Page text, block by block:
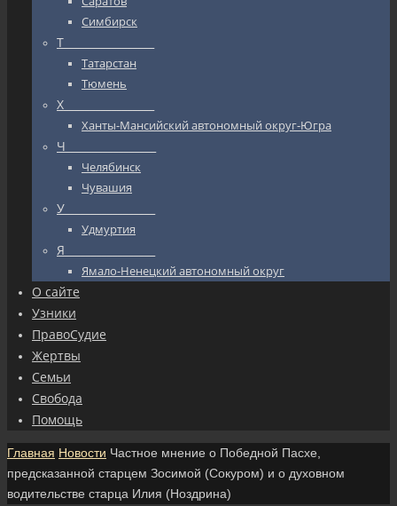
Симбирск
Т_________________
Татарстан
Тюмень
Х_________________
Ханты-Мансийский автономный округ-Югра
Ч_________________
Челябинск
Чувашия
У_________________
Удмуртия
Я_________________
Ямало-Ненецкий автономный округ
О сайте
Узники
ПравоСудие
Жертвы
Семьи
Свобода
Помощь
Главная Новости Частное мнение о Победной Пасхе,
предсказанной старцем Зосимой (Сокуром) и о духовном
водительстве старца Илия (Ноздрина)